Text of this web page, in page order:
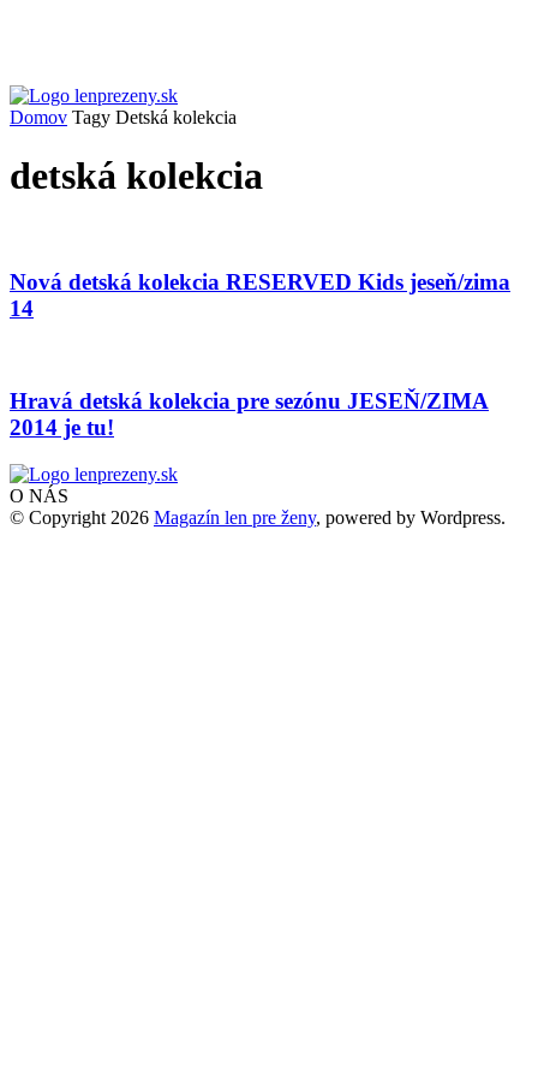
Domov Tagy Detská kolekcia
detská kolekcia
Nová detská kolekcia RESERVED Kids jeseň/zima
14
Hravá detská kolekcia pre sezónu JESEŇ/ZIMA
2014 je tu!
O NÁS
© Copyright 2026 Magazín len pre ženy, powered by Wordpress.